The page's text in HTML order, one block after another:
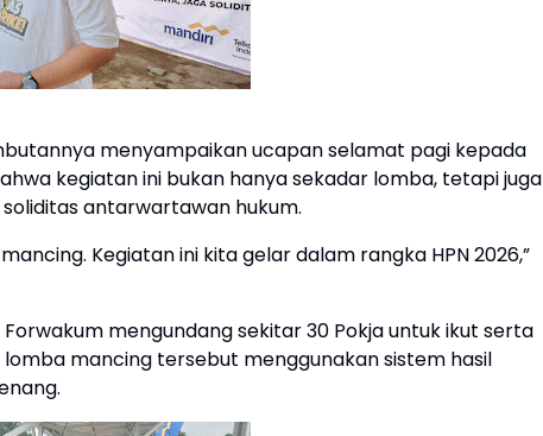
menyampaikan ucapan selamat pagi kepada
kegiatan ini bukan hanya sekadar lomba, tetapi juga
antarwartawan hukum.
Kegiatan ini kita gelar dalam rangka HPN 2026,”
mengundang sekitar 30 Pokja untuk ikut serta
mancing tersebut menggunakan sistem hasil